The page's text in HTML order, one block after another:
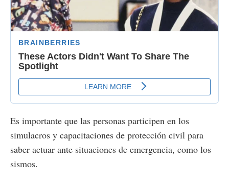
Es importante que las personas participen en los
simulacros y capacitaciones de protección civil para
saber actuar ante situaciones de emergencia, como los
sismos.